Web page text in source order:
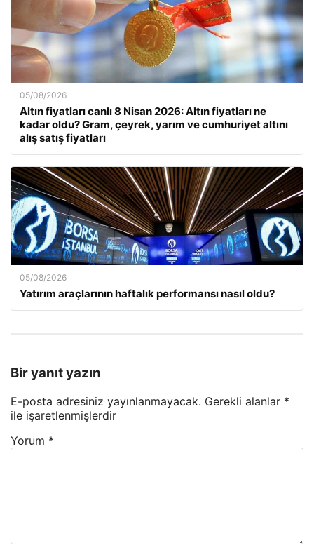
05/08/2026
Altın fiyatları canlı 8 Nisan 2026: Altın fiyatları ne
kadar oldu? Gram, çeyrek, yarım ve cumhuriyet altını
alış satış fiyatları
05/08/2026
Yatırım araçlarının haftalık performansı nasıl oldu?
Bir yanıt yazın
E-posta adresiniz yayınlanmayacak. Gerekli alanlar *
ile işaretlenmişlerdir
Yorum *